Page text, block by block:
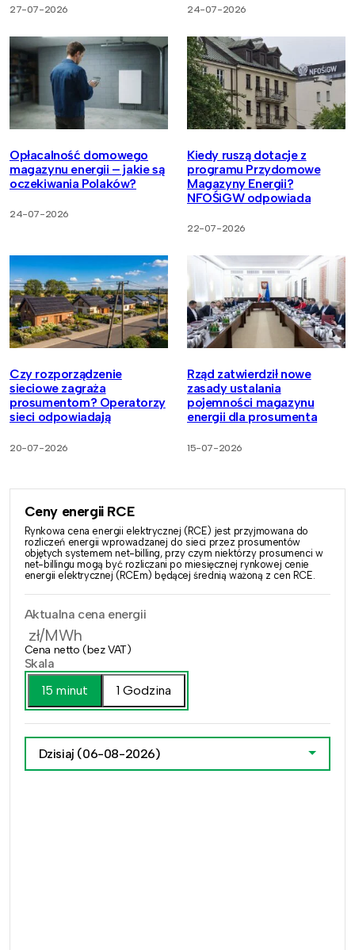
27-07-2026 24-07-2026
Opłacalność domowego
magazynu energii – jakie są
oczekiwania Polaków?
24-07-2026
Kiedy ruszą dotacje z
programu Przydomowe
Magazyny Energii?
NFOŚiGW odpowiada
22-07-2026
Czy rozporządzenie
sieciowe zagraża
prosumentom? Operatorzy
sieci odpowiadają
20-07-2026
Rząd zatwierdził nowe
zasady ustalania
pojemności magazynu
energii dla prosumenta
15-07-2026
Ceny energii RCE
Rynkowa cena energii elektrycznej (RCE) jest przyjmowana do
rozliczeń energii wprowadzanej do sieci przez prosumentów
objętych systemem net-billing, przy czym niektórzy prosumenci w
net-billingu mogą być rozliczani po miesięcznej rynkowej cenie
energii elektrycznej (RCEm) będącej średnią ważoną z cen RCE.
Aktualna cena energii
zł/MWh
Cena netto (bez VAT)
Skala
15 minut
1 Godzina
Dzisiaj (06-08-2026)